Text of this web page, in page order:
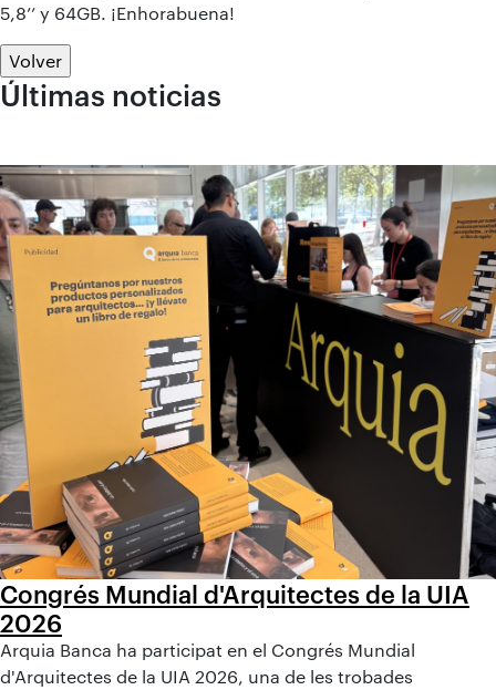
5,8’’ y 64GB. ¡Enhorabuena!
Volver
Últimas noticias
Congrés Mundial d'Arquitectes de la UIA
2026
Arquia Banca ha participat en el Congrés Mundial
d'Arquitectes de la UIA 2026, una de les trobades